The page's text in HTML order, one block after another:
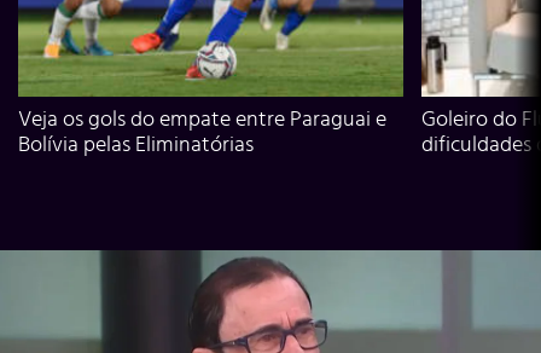
Veja os gols do empate entre Paraguai e
Bolívia pelas Eliminatórias
Goleiro do
dificuldades